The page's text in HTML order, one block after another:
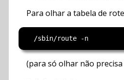
Para olhar a tabela de
(para só olhar não